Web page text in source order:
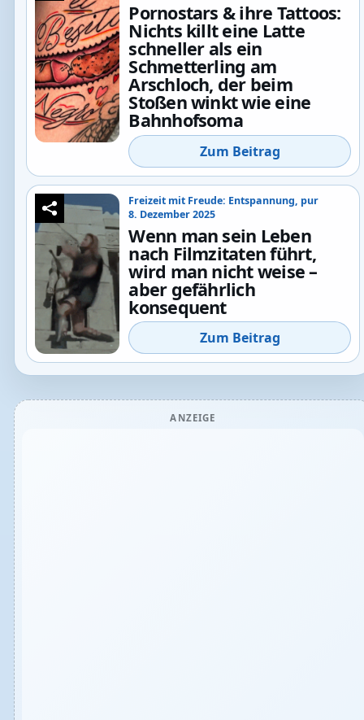
Pornostars & ihre Tattoos:
Nichts killt eine Latte
schneller als ein
Schmetterling am
Arschloch, der beim
Stoßen winkt wie eine
Bahnhofsoma
Zum Beitrag
Freizeit mit Freude: Entspannung, pur
8. Dezember 2025
Wenn man sein Leben
nach Filmzitaten führt,
wird man nicht weise –
aber gefährlich
konsequent
Zum Beitrag
ANZEIGE